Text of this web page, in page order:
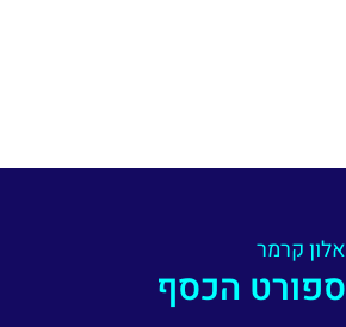
אלון קרמר
ספורט הכסף